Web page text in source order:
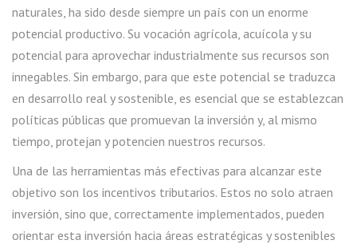
naturales, ha sido desde siempre un país con un enorme
potencial productivo. Su vocación agrícola, acuícola y su
potencial para aprovechar industrialmente sus recursos son
innegables. Sin embargo, para que este potencial se traduzca
en desarrollo real y sostenible, es esencial que se establezcan
políticas públicas que promuevan la inversión y, al mismo
tiempo, protejan y potencien nuestros recursos.
Una de las herramientas más efectivas para alcanzar este
objetivo son los incentivos tributarios. Estos no solo atraen
inversión, sino que, correctamente implementados, pueden
orientar esta inversión hacia áreas estratégicas y sostenibles